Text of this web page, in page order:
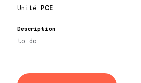
Unité PCE
Description
to do